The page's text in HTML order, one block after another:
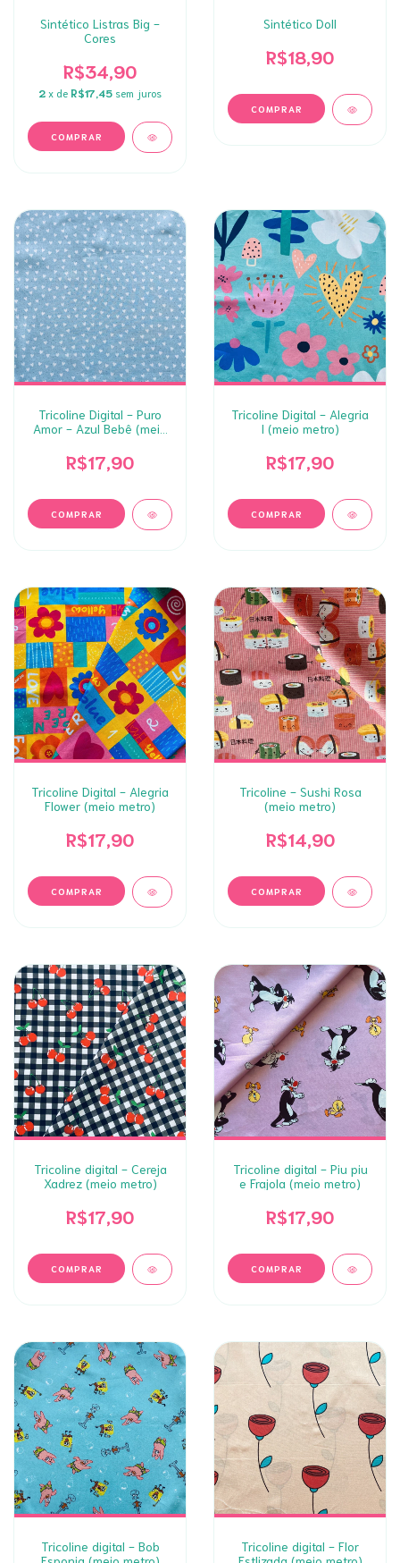
Sintético Listras Big -
Cores
R$34,90
2 x de R$17,45 sem juros
COMPRAR
Sintético Doll
R$18,90
COMPRAR
Tricoline Digital - Puro
Amor - Azul Bebê (meio
R$17,90
Tricoline Digital - Alegria
I (meio metro)
R$17,90
Tricoline Digital - Alegria
Flower (meio metro)
R$17,90
Tricoline - Sushi Rosa
(meio metro)
R$14,90
Tricoline digital - Cereja
Xadrez (meio metro)
R$17,90
Tricoline digital - Piu piu
e Frajola (meio metro)
R$17,90
Tricoline digital - Bob
Tricoline digital - Flor